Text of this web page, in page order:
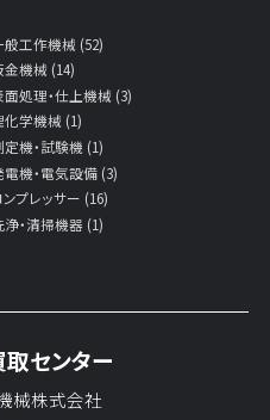
般工作機械 (52)
金機械 (14)
面処理・仕上機械 (3)
化学機械 (1)
定機・試験機 (1)
電機・電気設備 (3)
ンプレッサー (16)
浄・清掃機器 (1)
センター
械株式会社